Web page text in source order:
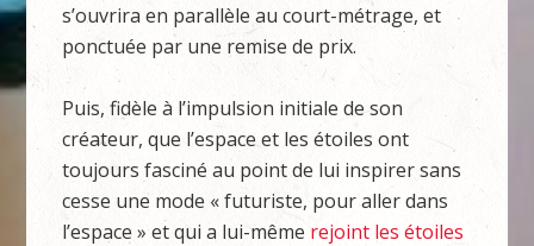
s’ouvrira en parallèle au court-métrage, et
ponctuée par une remise de prix.
Puis, fidèle à l’impulsion initiale de son
créateur, que l’espace et les étoiles ont
toujours fasciné au point de lui inspirer sans
cesse une mode « futuriste, pour aller dans
l’espace » et qui a lui-même rejoint les étoiles